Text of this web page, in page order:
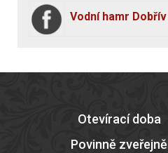
Vodní hamr
Otevírací doba
Povinně